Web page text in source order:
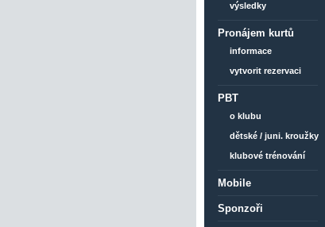
výsledky
Pronájem kurtů
informace
vytvorit rezervaci
PBT
o klubu
dětské / juni. kroužky
klubové trénování
Mobile
Sponzoři